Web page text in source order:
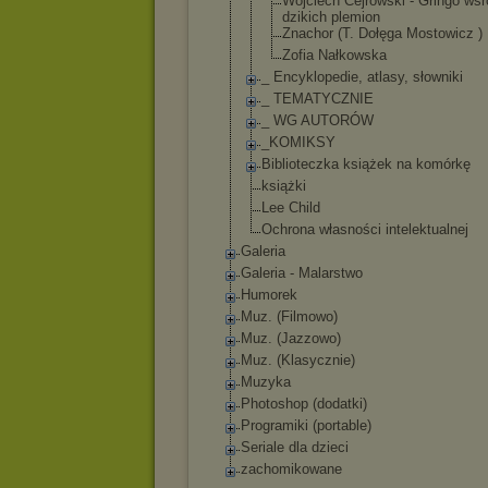
dzikich plemion
Znachor (T. Dołęga Mostowicz )
Zofia Nałkowska
_ Encyklopedie, atlasy, słowniki
_ TEMATYCZNIE
_ WG AUTORÓW
_KOMIKSY
Biblioteczka książek na komórkę
książki
Lee Child
Ochrona własności intelektualnej
Galeria
Galeria - Malarstwo
Humorek
Muz. (Filmowo)
Muz. (Jazzowo)
Muz. (Klasycznie)
Muzyka
Photoshop (dodatki)
Programiki (portable)
Seriale dla dzieci
zachomikowane